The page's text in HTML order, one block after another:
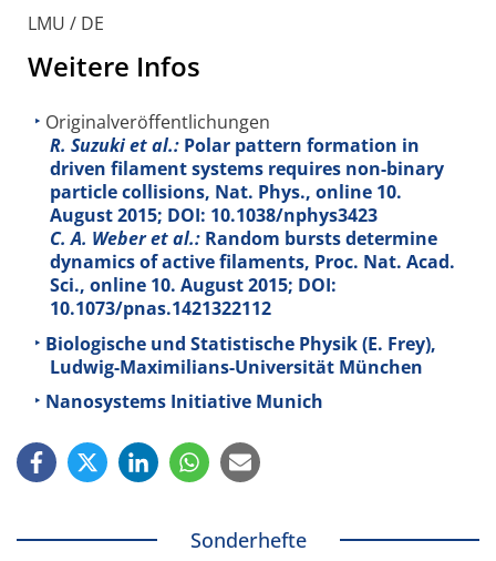
LMU / DE
Weitere Infos
Originalveröffentlichungen
R. Suzuki et al.: Polar pattern formation in
driven filament systems requires non-binary
particle collisions, Nat. Phys., online 10.
August 2015; DOI: 10.1038/nphys3423
C. A. Weber et al.: Random bursts determine
dynamics of active filaments, Proc. Nat. Acad.
Sci., online 10. August 2015; DOI:
10.1073/pnas.1421322112
Biologische und Statistische Physik (E. Frey),
Ludwig-Maximilians-Universität München
Nanosystems Initiative Munich
Sonderhefte